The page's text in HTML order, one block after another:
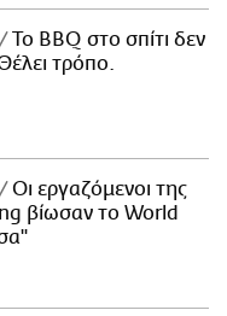
Το BBQ στο σπίτι δεν
τρόπο.
Οι εργαζόμενοι της
βίωσαν το World